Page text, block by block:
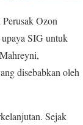
Ozon
SIG untuk
disebabkan oleh
Sejak